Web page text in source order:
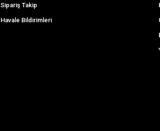
Sipariş Takip
Havale Bildirimleri